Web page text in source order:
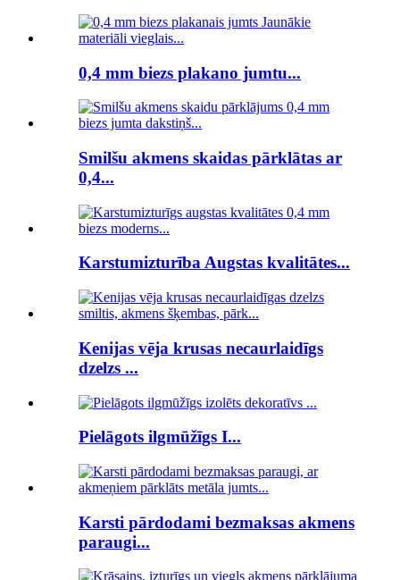
0,4 mm biezs plakano jumtu...
Smilšu akmens skaidas pārklātas ar
0,4...
Karstumizturība Augstas kvalitātes...
Kenijas vēja krusas necaurlaidīgs
dzelzs ...
Pielāgots ilgmūžīgs I...
Karsti pārdodami bezmaksas akmens
paraugi...